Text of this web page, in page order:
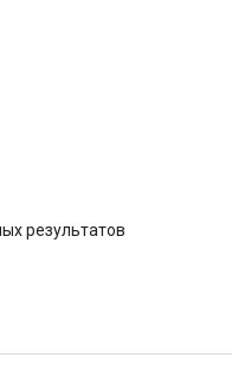
результатов